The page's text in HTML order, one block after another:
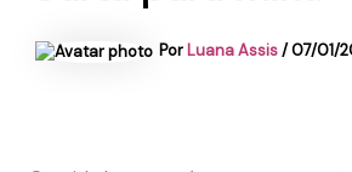
Por Luana Assis/07/01/